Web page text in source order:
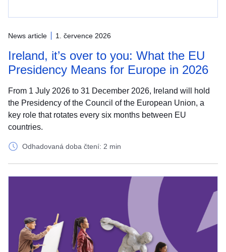
News article 1. července 2026
Ireland, it’s over to you: What the EU
Presidency Means for Europe in 2026
From 1 July 2026 to 31 December 2026, Ireland will hold
the Presidency of the Council of the European Union, a
key role that rotates every six months between EU
countries.
Odhadovaná doba čtení: 2 min